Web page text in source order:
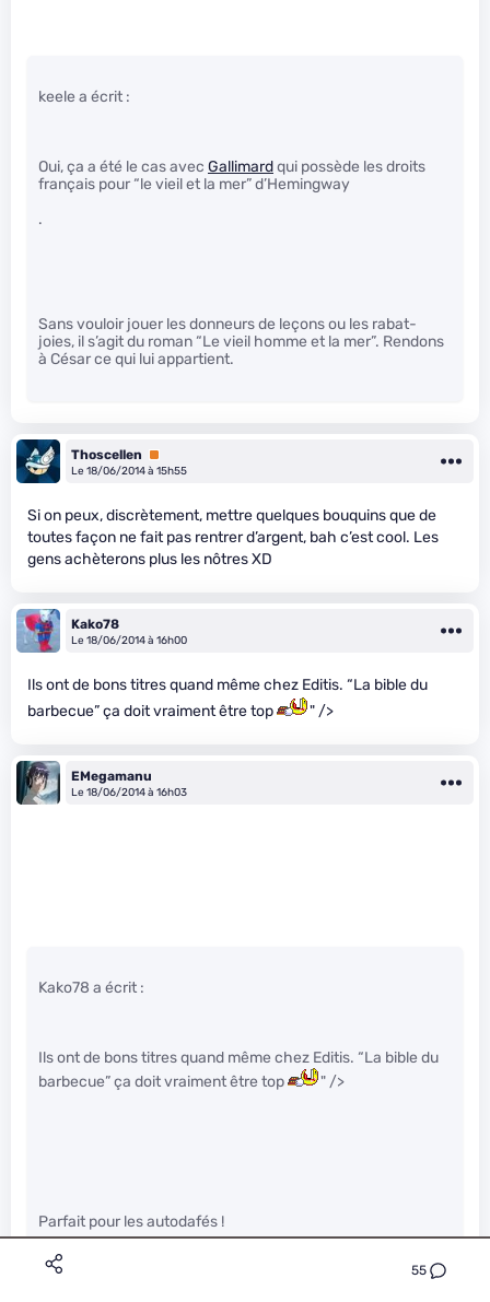
55
keele a écrit :
Oui, ça a été le cas avec Gallimardqui possède les droits
français pour “le vieil et la mer” d’Hemingway
.
Sans vouloir jouer les donneurs de leçons ou les rabat-
joies, il s’agit du roman “Le vieil homme et la mer”. Rendons
à César ce qui lui appartient.
Thoscellen
Premium
Le 18/06/2014 à 15h55
Si on peux, discrètement, mettre quelques bouquins que de
toutes façon ne fait pas rentrer d’argent, bah c’est cool. Les
gens achèterons plus les nôtres XD
Kako78
Le 18/06/2014 à 16h00
Ils ont de bons titres quand même chez Editis. “La bible du
barbecue” ça doit vraiment être top
" />
EMegamanu
Le 18/06/2014 à 16h03
Kako78 a écrit :
Ils ont de bons titres quand même chez Editis. “La bible du
barbecue” ça doit vraiment être top
" />
Parfait pour les autodafés !